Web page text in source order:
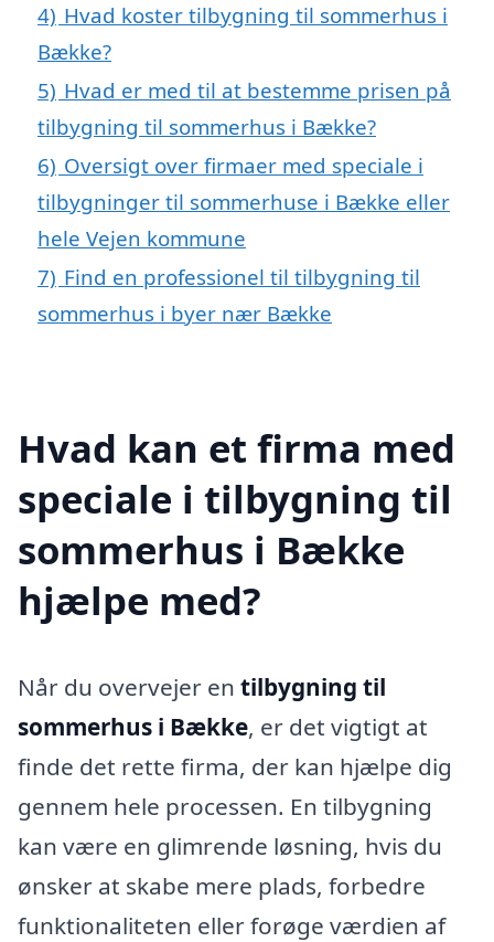
4) Hvad koster tilbygning til sommerhus i
Bække?
5) Hvad er med til at bestemme prisen på
tilbygning til sommerhus i Bække?
6) Oversigt over firmaer med speciale i
tilbygninger til sommerhuse i Bække eller
hele Vejen kommune
7) Find en professionel til tilbygning til
sommerhus i byer nær Bække
Hvad kan et firma med
speciale i tilbygning til
sommerhus i Bække
hjælpe med?
Når du overvejer en tilbygning til
sommerhus i Bække, er det vigtigt at
finde det rette firma, der kan hjælpe dig
gennem hele processen. En tilbygning
kan være en glimrende løsning, hvis du
ønsker at skabe mere plads, forbedre
funktionaliteten eller forøge værdien af